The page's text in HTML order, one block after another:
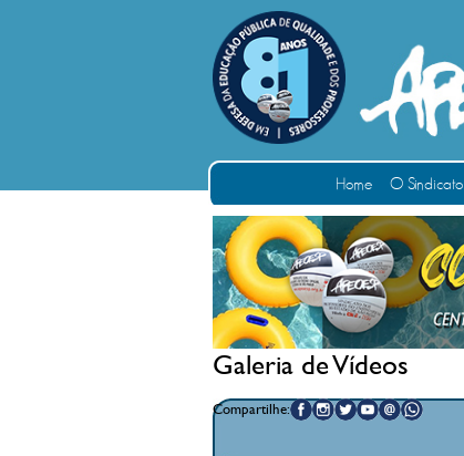
Home O Sindicato
Galeria de Vídeos
Compartilhe: